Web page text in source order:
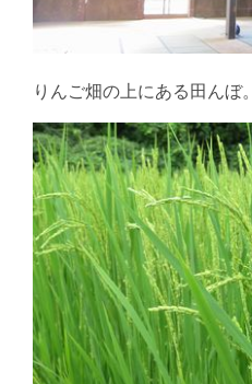
りんご畑の上にある田んぼ。